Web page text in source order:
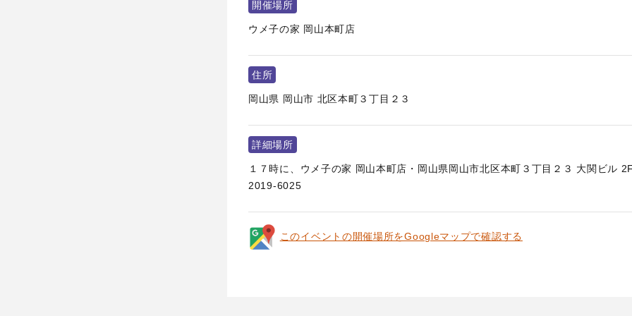
開催場所
ウメ子の家 岡山本町店
住所
岡山県 岡山市 北区本町３丁目２３
詳細場所
１７時に、ウメ子の家 岡山本町店・岡山県岡山市北区本町３丁目２３ 大関ビル
2019-6025
このイベントの開催場所をGoogleマップで確認する